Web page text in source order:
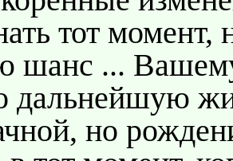
тот момент,
шанс ...
дальнейшую
но